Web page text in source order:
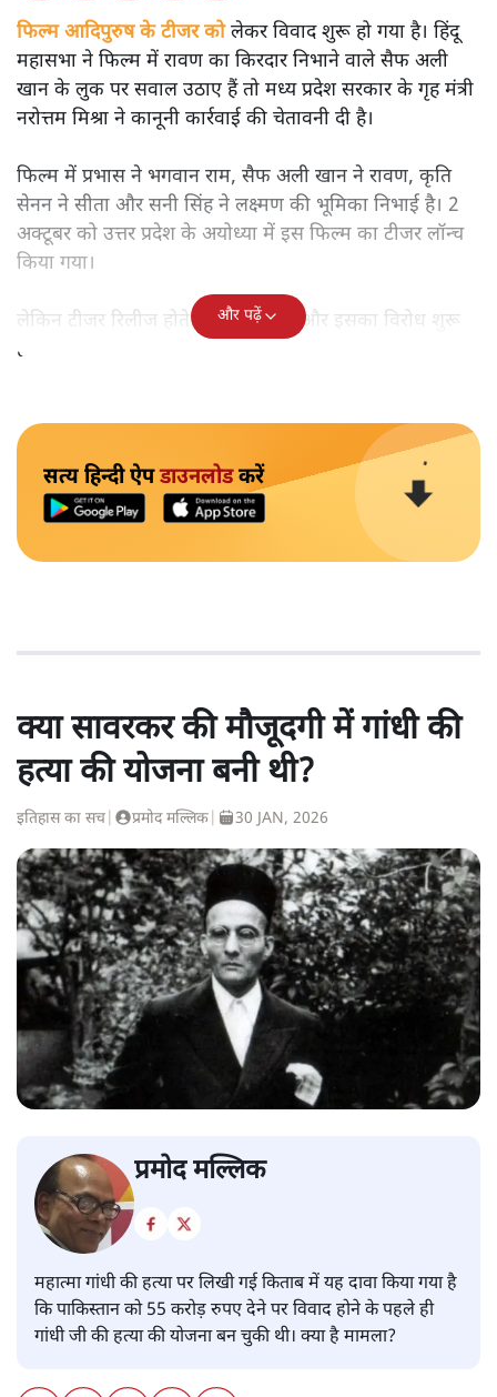
फिल्म आदिपुरुष के टीजर कोलेकर विवाद शुरू हो गया है। हिंदू
महासभा ने फिल्म में रावण का किरदार निभाने वाले सैफ अली
खान के लुक पर सवाल उठाए हैं तो मध्य प्रदेश सरकार के गृह मंत्री
नरोत्तम मिश्रा ने कानूनी कार्रवाई की चेतावनी दी है।
फिल्म में प्रभास ने भगवान राम, सैफ अली खान ने रावण, कृति
सेनन ने सीता और सनी सिंह ने लक्ष्मण की भूमिका निभाई है। 2
अक्टूबर को उत्तर प्रदेश के अयोध्या में इस फिल्म का टीजर लॉन्च
किया गया।
लेकिन टीजर रिलीज होते ही विवाद हुआ और इसका विरोध शुरू
हो गया।
और पढ़ें
सत्य हिन्दी ऐपडाउनलोडकरें
क्या सावरकर की मौजूदगी में गांधी की
हत्या की योजना बनी थी?
इतिहास का सच प्रमोद मल्लिक 30 JAN, 2026
प्रमोद मल्लिक
महात्मा गांधी की हत्या पर लिखी गई किताब में यह दावा किया गया है
कि पाकिस्तान को 55 करोड़ रुपए देने पर विवाद होने के पहले ही
गांधी जी की हत्या की योजना बन चुकी थी। क्या है मामला?